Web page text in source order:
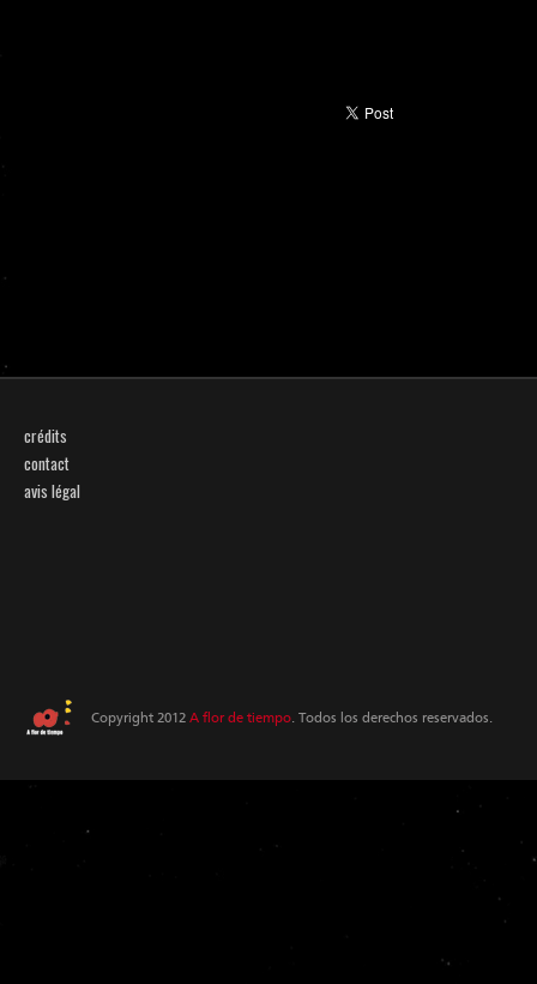
crédits
contact
avis légal
Copyright 2012 A flor de tiempo. Todos los derechos reservados.